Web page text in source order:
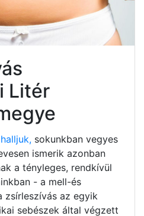
Litér
sokunkban vegyes
ismerik azonban
a tényleges, rendkívül
- a mell-és
az egyik
sebészek által végzett